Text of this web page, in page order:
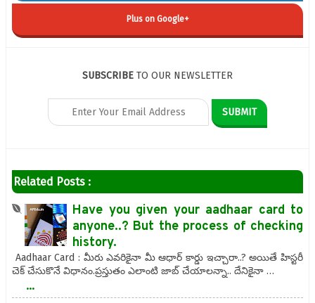
Plus on Google+
SUBSCRIBE TO OUR NEWSLETTER
Related Posts :
Have you given your aadhaar card to
anyone..? But the process of checking
history.
Aadhaar Card : మీరు ఎవరికైనా మీ ఆధార్ కార్డు ఇచ్చారా..? అయితే హిస్టరీ
చెక్ చేసుకొనే విధానం.ప్రస్తుతం ఎలాంటి జాబ్ చేయాలన్నా.. దేనికైనా …
...